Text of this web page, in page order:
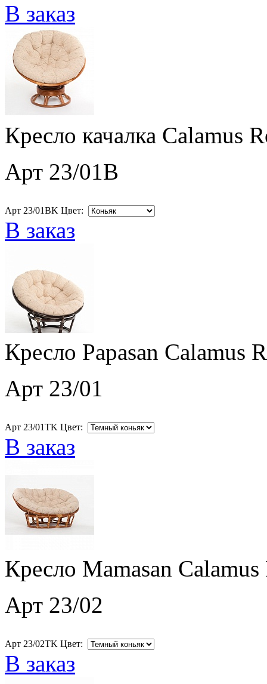
В заказ
Кресло качалка Calamus
Арт 23/01B
Арт 23/01BK Цвет:
В заказ
Кресло Papasan Calamus
Арт 23/01
Арт 23/01TK Цвет:
В заказ
Кресло Mamasan
Арт 23/02
Арт 23/02TK Цвет:
В заказ